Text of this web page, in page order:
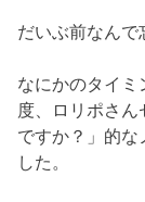
だいぶ前なんで
なにかのタイミ
度、ロリポさ
ですか？」的
した。